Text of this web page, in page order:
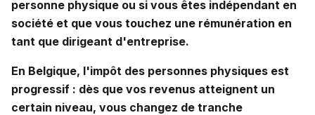
personne physique ou si vous êtes indépendant en
société et que vous touchez une rémunération en
tant que dirigeant d'entreprise.
En Belgique, l'impôt des personnes physiques est
progressif : dès que vos revenus atteignent un
certain niveau, vous changez de tranche